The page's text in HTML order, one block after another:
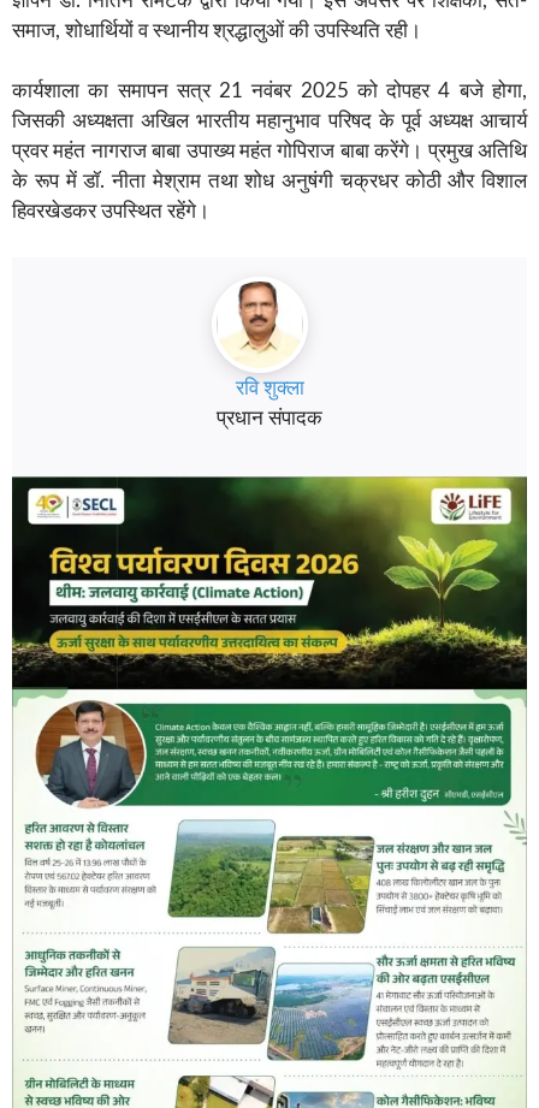
समाज, शोधार्थियों व स्थानीय श्रद्धालुओं की उपस्थिति रही।
कार्यशाला का समापन सत्र 21 नवंबर 2025 को दोपहर 4 बजे होगा,
जिसकी अध्यक्षता अखिल भारतीय महानुभाव परिषद के पूर्व अध्यक्ष आचार्य
प्रवर महंत नागराज बाबा उपाख्य महंत गोपिराज बाबा करेंगे। प्रमुख अतिथि
के रूप में डॉ. नीता मेश्राम तथा शोध अनुषंगी चक्रधर कोठी और विशाल
हिवरखेडकर उपस्थित रहेंगे।
रवि शुक्ला
प्रधान संपादक